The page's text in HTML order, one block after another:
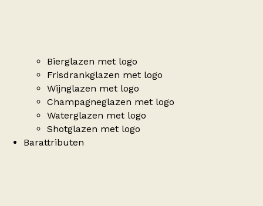
Bierglazen met logo
Frisdrankglazen met logo
Wijnglazen met logo
Champagneglazen met logo
Waterglazen met logo
Shotglazen met logo
Barattributen